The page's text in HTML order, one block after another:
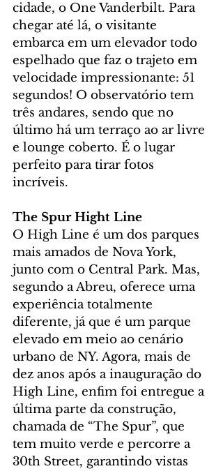
cidade, o One Vanderbilt. Para
chegar até lá, o visitante
embarca em um elevador todo
espelhado que faz o trajeto em
velocidade impressionante: 51
segundos! O observatório tem
três andares, sendo que no
último há um terraço ao ar livre
e lounge coberto. É o lugar
perfeito para tirar fotos
incríveis.
The Spur Hight Line
O High Line é um dos parques
mais amados de Nova York,
junto com o Central Park. Mas,
segundo a Abreu, oferece uma
experiência totalmente
diferente, já que é um parque
elevado em meio ao cenário
urbano de NY. Agora, mais de
dez anos após a inauguração do
High Line, enfim foi entregue a
última parte da construção,
chamada de “The Spur”, que
tem muito verde e percorre a
30th Street, garantindo vistas